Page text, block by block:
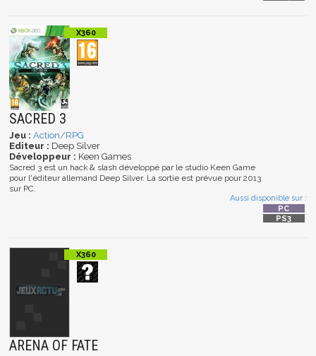
SACRED 3
Jeu : Action/RPG
Editeur : Deep Silver
Développeur : Keen Games
Sacred 3 est un hack & slash développé par le studio Keen Game
pour l'éditeur allemand Deep Silver. La sortie est prévue pour 2013
sur PC.
Aussi disponible sur :
ARENA OF FATE